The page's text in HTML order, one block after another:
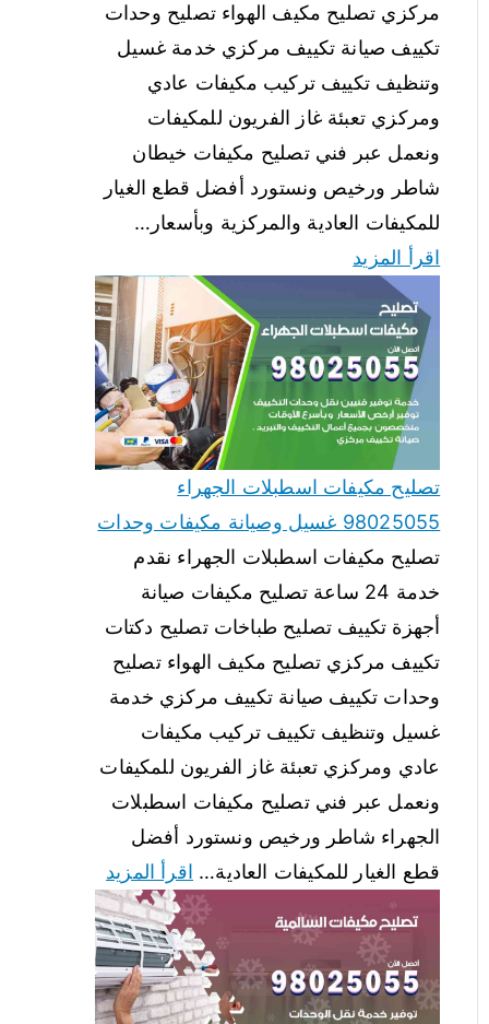
مركزي تصليح مكيف الهواء تصليح وحدات
تكييف صيانة تكييف مركزي خدمة غسيل
وتنظيف تكييف تركيب مكيفات عادي
ومركزي تعبئة غاز الفريون للمكيفات
ونعمل عبر فني تصليح مكيفات خيطان
شاطر ورخيص ونستورد أفضل قطع الغيار
للمكيفات العادية والمركزية وبأسعار…
اقرأ المزيد
تصليح مكيفات اسطبلات الجهراء
98025055 غسيل وصيانة مكيفات وحدات
تصليح مكيفات اسطبلات الجهراء نقدم
خدمة 24 ساعة تصليح مكيفات صيانة
أجهزة تكييف تصليح طباخات تصليح دكتات
تكييف مركزي تصليح مكيف الهواء تصليح
وحدات تكييف صيانة تكييف مركزي خدمة
غسيل وتنظيف تكييف تركيب مكيفات
عادي ومركزي تعبئة غاز الفريون للمكيفات
ونعمل عبر فني تصليح مكيفات اسطبلات
الجهراء شاطر ورخيص ونستورد أفضل
قطع الغيار للمكيفات العادية… اقرأ المزيد